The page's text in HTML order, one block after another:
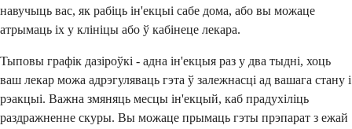
навучыць вас, як рабіць ін'екцыі сабе дома, або вы можаце
атрымаць іх у клініцы або ў кабінеце лекара.
Тыповы графік дазіроўкі - адна ін'екцыя раз у два тыдні, хоць
ваш лекар можа адрэгуляваць гэта ў залежнасці ад вашага стану і
рэакцыі. Важна змяняць месцы ін'екцый, каб прадухіліць
раздражненне скуры. Вы можаце прымаць гэты прэпарат з ежай